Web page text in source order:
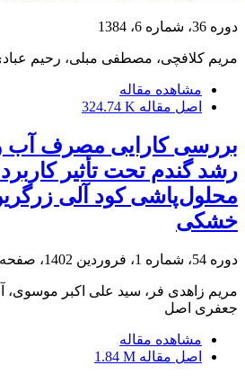
دوره 36، شماره 6، 1384
مریم کلافچی، مصطفی مبلی، رحیم
مشاهده مقاله
اصل مقاله 324.74 K
بررسی کارایی مصرف آب
رشد گندم تحت تأثیر
محلول‌پاشی کود آلی
خشکی
دوره 54، شماره 1، فروردین 1402، صفحه
مریم زاهدی فر، سید علی اکبر
جعفری اصل
مشاهده مقاله
اصل مقاله 1.84 M